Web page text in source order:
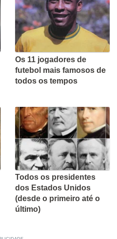
Os 11 jogadores de
futebol mais famosos de
todos os tempos
Todos os presidentes
dos Estados Unidos
(desde o primeiro até o
último)